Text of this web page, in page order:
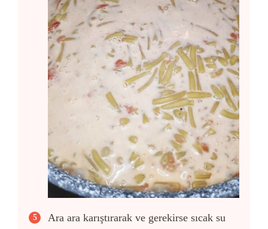
Ara ara karıştırarak ve gerekirse sıcak su